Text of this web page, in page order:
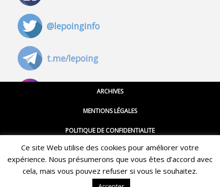
@lepoinginfo
t.me/lepoing
@montpellierpoinginfo
@LePoingMontpellier
ARCHIVES
MENTIONS LÉGALES
POLITIQUE DE CONFIDENTIALITE
CGU
CONTACT
Restez informé·e des dernières actualités du Poing !
ABONNEZ-VOUS À LA NEWSLETTER
Ce site Web utilise des cookies pour améliorer votre
expérience. Nous présumerons que vous êtes d’accord avec
cela, mais vous pouvez refuser si vous le souhaitez.